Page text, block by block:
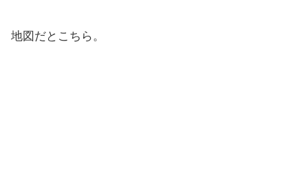
地図だとこちら。